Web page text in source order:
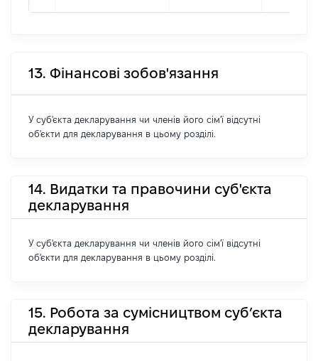
13. Фінансові зобов'язання
У суб'єкта декларування чи членів його сім'ї відсутні
об'єкти для декларування в цьому розділі.
14. Видатки та правочини суб'єкта
декларування
У суб'єкта декларування чи членів його сім'ї відсутні
об'єкти для декларування в цьому розділі.
15. Робота за сумісництвом суб’єкта
декларування